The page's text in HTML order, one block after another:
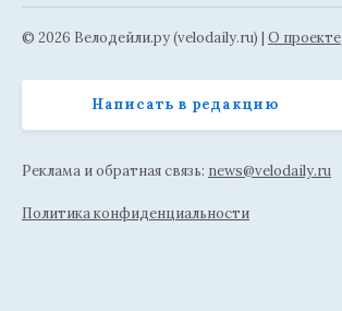
© 2026 Велодейли.ру (velodaily.ru) | О проекте
Написать в редакцию
Реклама и обратная связь: news@velodaily.ru
Политика конфиденциальности